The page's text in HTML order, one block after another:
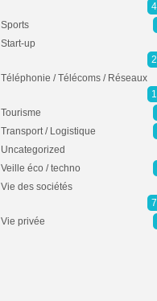
Sports
Start-up
Téléphonie / Télécoms / Réseaux
Tourisme
Transport / Logistique
Uncategorized
Veille éco / techno
Vie des sociétés
Vie privée